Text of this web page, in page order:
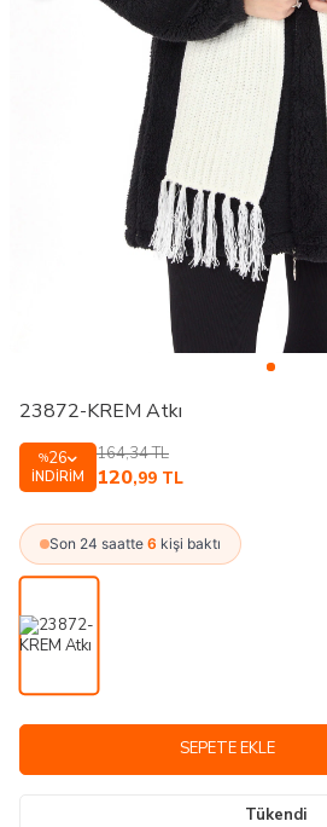
23872-KREM Atkı
%26
İNDIRIM
164,34TL
120,99 TL
Son 24 saatte 6 kişi baktı
SEPETE EKLE
Tükendi